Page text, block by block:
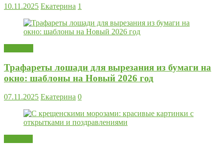
10.11.2025 Екатерина 1
Трафареты лошади для вырезания из бумаги на
окно: шаблоны на Новый 2026 год
07.11.2025 Екатерина 0